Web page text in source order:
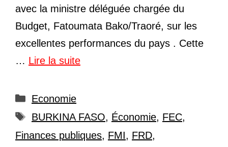
avec la ministre déléguée chargée du
Budget, Fatoumata Bako/Traoré, sur les
excellentes performances du pays . Cette
… Lire la suite
Catégories
Economie
Étiquettes
BURKINA FASO, Économie, FEC,
Finances publiques, FMI, FRD,